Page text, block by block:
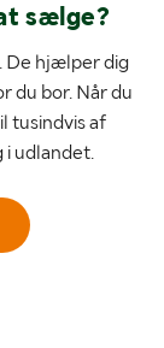
sælge?
De hjælper dig
du bor. Når du
tusindvis af
i udlandet.